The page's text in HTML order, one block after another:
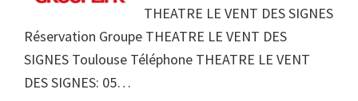
THEATRE LE VENT DES SIGNES
Réservation Groupe THEATRE LE VENT DES
SIGNES Toulouse Téléphone THEATRE LE VENT
DES SIGNES: 05…